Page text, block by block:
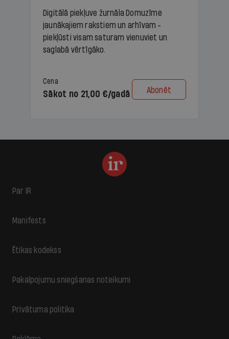
Digitālā piekļuve žurnāla Domuzīme
jaunākajiem rakstiem un arhīvam -
piekļūsti visam saturam vienuviet un
saglabā vērtīgāko.
Cena
Sākot no 21,00 €/gadā Abonēt
Par IR
Manifests
Ētikas kodekss
Pakalpojumu sniegšanas noteikumi
Privātuma politika